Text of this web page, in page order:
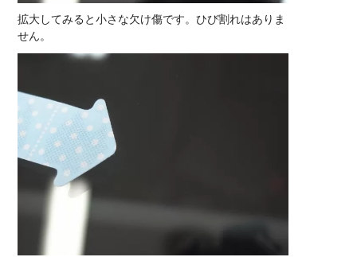
拡大してみると小さな欠け傷です。ひび割れはありま
せん。